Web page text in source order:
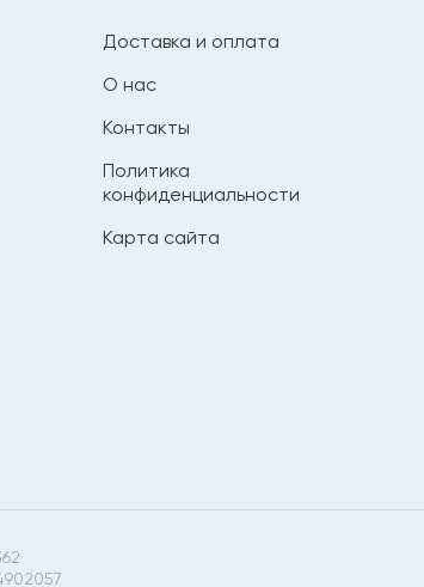
Доставка и оплата
О нас
Контакты
Политика
конфиденциальности
Карта сайта